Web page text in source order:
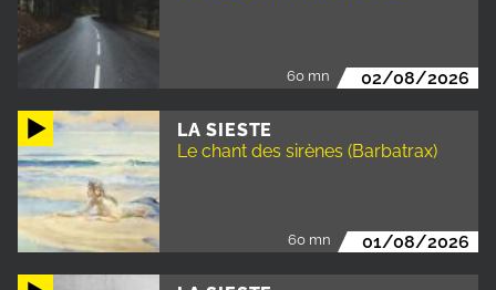
60 mn 02/08/2026
LA SIESTE
Le chant des sirènes (Barbatrax)
60 mn 01/08/2026